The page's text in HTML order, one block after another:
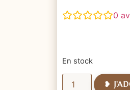
0
En stock
❥